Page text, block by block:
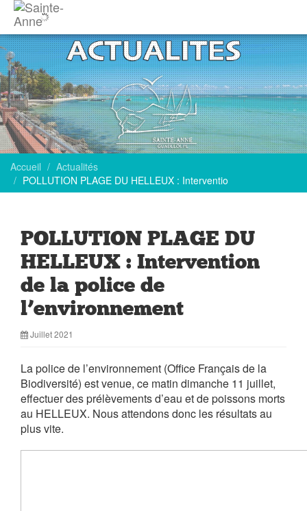
Accueil
Actualités
POLLUTION PLAGE DU HELLEUX : Interventio
POLLUTION PLAGE DU
HELLEUX : Intervention
de la police de
l’environnement
Juillet 2021
La police de l’environnement (Office Français de la
Biodiversité) est venue, ce matin dimanche 11 juillet,
effectuer des prélèvements d’eau et de poissons morts
au HELLEUX. Nous attendons donc les résultats au
plus vite.